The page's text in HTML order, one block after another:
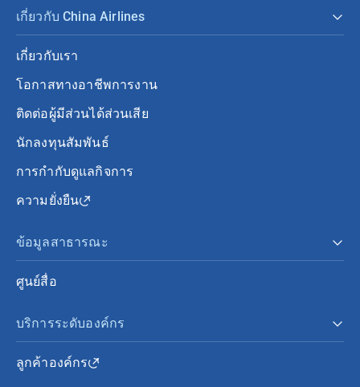
เกี่ยวกับ China Airlines
เกี่ยวกับเรา
โอกาสทางอาชีพการงาน
ติดต่อผู้มีส่วนได้ส่วนเสีย
นักลงทุนสัมพันธ์
การกำกับดูแลกิจการ
ความยั่งยืน
ข้อมูลสาธารณะ
ศูนย์สื่อ
บริการระดับองค์กร
ลูกค้าองค์กร